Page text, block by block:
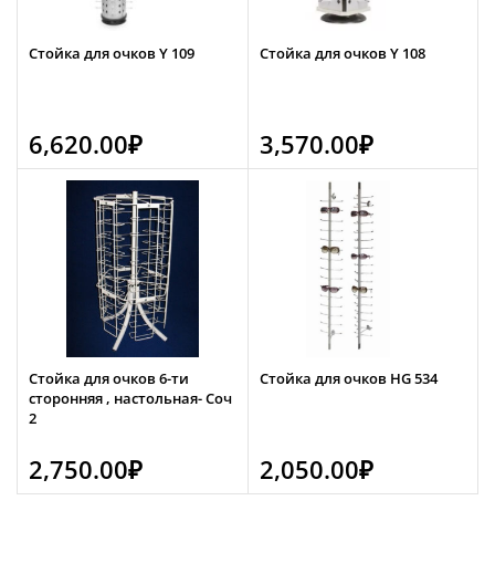
Стойка для очков Y 109
6,620.00₽
Стойка для очков Y 108
3,570.00₽
Стойка для очков 6-ти
сторонняя , настольная- Соч
2
2,750.00₽
Стойка для очков HG 534
2,050.00₽